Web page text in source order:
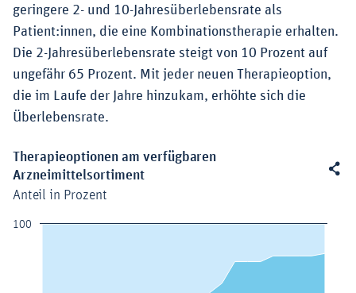
geringere 2- und 10-Jahresüberlebensrate als
Patient:innen, die eine Kombinationstherapie erhalten.
Die 2-Jahresüberlebensrate steigt von 10 Prozent auf
ungefähr 65 Prozent. Mit jeder neuen Therapieoption,
die im Laufe der Jahre hinzukam, erhöhte sich die
Überlebensrate.